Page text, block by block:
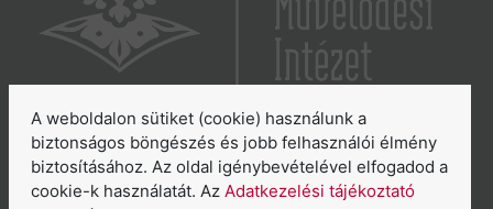
6065 Lakitelek, Szentkirályi út 2.
E-mail:aszakkor@nmi.hu
E-mail: titkarsag@nmi.hu
A weboldalon sütiket (cookie) használunk a
biztonságos böngészés és jobb felhasználói élmény
biztosításához. Az oldal igénybevételével elfogadod a
cookie-k használatát. Az Adatkezelési tájékoztató